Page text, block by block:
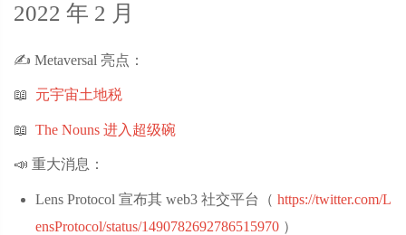
2022 年 2 月
✍️ Metaversal 亮点：
📖 元宇宙土地税
📖 The Nouns 进入超级碗
📣 重大消息：
Lens Protocol 宣布其 web3 社交平台（ https://twitter.com/L
ensProtocol/status/1490782692786515970 ‌）